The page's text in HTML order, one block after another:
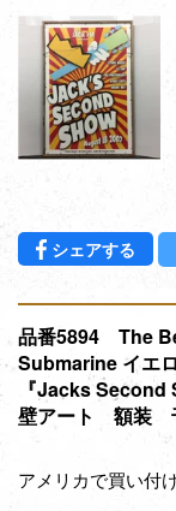
シェアする
品番5894 The
Submarine イエ
『Jacks
壁アート 額装
アメリカで買い付